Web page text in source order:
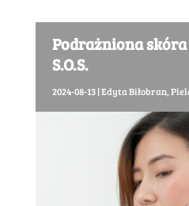
Podrażniona
S.O.S.
2024-08-13|Edyta Biłobran,